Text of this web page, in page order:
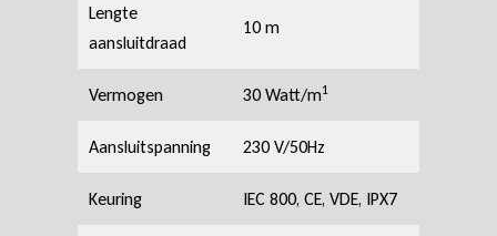
Lengte
aansluitdraad
10 m
Vermogen 30 Watt/m1
Aansluitspanning 230 V/50Hz
Keuring IEC 800, CE, VDE, IPX7